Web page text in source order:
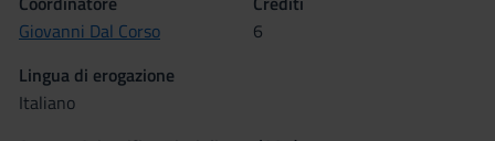
Giovanni Dal Corso
6
Lingua di erogazione
Italiano